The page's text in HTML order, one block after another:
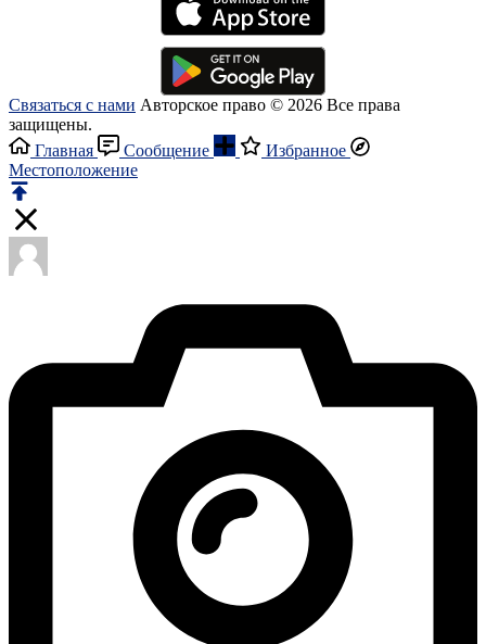
Связаться с нами Авторское право © 2026 Все права
защищены.
Главная
Сообщение
Избранное
Местоположение